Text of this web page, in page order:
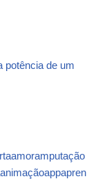
potência de um
amoramputação
animaçãoappapren